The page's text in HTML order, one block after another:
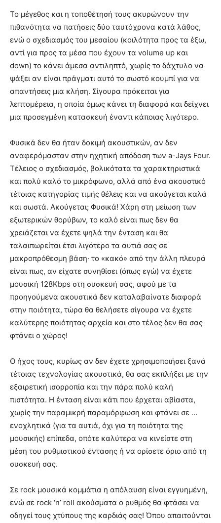
Το μέγεθος και η τοποθέτησή τους ακυρώνουν την
πιθανότητα να πατήσεις δύο ταυτόχρονα κατά λάθος,
ενώ ο σχεδιασμός του μεσαίου (κοιλότητα προς τα έξω,
αντί για προς τα μέσα που έχουν τα volume up και
down) το κάνει άμεσα αντιληπτό, χωρίς το δάχτυλο να
ψάξει αν είναι πράγματι αυτό το σωστό κουμπί για να
απαντήσεις μια κλήση. Σίγουρα πρόκειται για
λεπτομέρεια, η οποία όμως κάνει τη διαφορά και δείχνει
μια προσεγμένη κατασκευή έναντι κάποιας λιγότερο.
Φυσικά δεν θα ήταν δοκιμή ακουστικών, αν δεν
αναφερόμασταν στην ηχητική απόδοση των a-Jays Four.
Τέλειος ο σχεδιασμός, βολικότατα τα χαρακτηριστικά
και πολύ καλό το μικρόφωνο, αλλά από ένα ακουστικό
τέτοιας κατηγορίας τιμής θέλεις και να ακούγεται καλά
και σωστά. Ακούγεται; Φυσικά! Χάρη στη μείωση των
εξωτερικών θορύβων, το καλό είναι πως δεν θα
χρειάζεται να έχετε ψηλά την ένταση και θα
ταλαιπωρείται έτσι λιγότερο τα αυτιά σας σε
μακροπρόθεσμη βάση· το «κακό» από την άλλη πλευρά
είναι πως, αν είχατε συνηθίσει (όπως εγώ) να έχετε
μουσική 128Kbps στη συσκευή σας, αφού με τα
προηγούμενα ακουστικά δεν καταλαβαίνατε διαφορά
στην ποιότητα, τώρα θα θελήσετε σίγουρα να έχετε
καλύτερης ποιότητας αρχεία και στο τέλος δεν θα σας
φτάνει ο χώρος!
Ο ήχος τους, κυρίως αν δεν έχετε χρησιμοποιήσει ξανά
τέτοιας τεχνολογίας ακουστικά, θα σας εκπλήξει με την
εξαιρετική ισορροπία και την πάρα πολύ καλή
πιστότητα. Η ένταση είναι κάτι που έρχεται αβίαστα,
χωρίς την παραμικρή παραμόρφωση και φτάνει σε …
ενοχλητικά (για τα αυτιά, όχι για τη ποιότητα της
μουσικής) επίπεδα, οπότε καλύτερα να κινείστε στη
μέση του ρυθμιστικού έντασης ή να ορίσετε όριο από τη
συσκευή σας.
Σε rock μουσικά κομμάτια η απόλαυση είναι εγγυημένη,
ενώ σε rock ‘n’ roll ακούσματα ο ρυθμός θα φτάσει να
οδηγεί τους χτύπους της καρδιάς σας! Όπου απαιτούνται